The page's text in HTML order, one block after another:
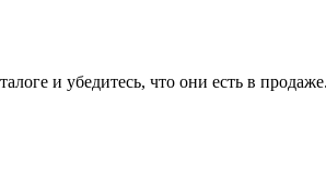
и убедитесь, что они есть в